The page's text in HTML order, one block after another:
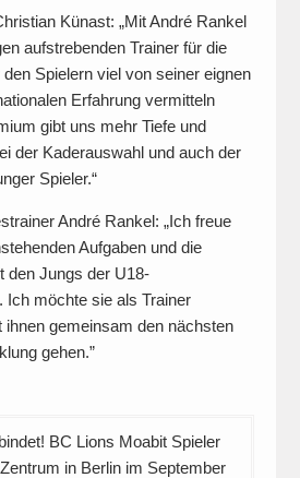
Künast: „Mit André Rankel
aufstrebenden Trainer für die
Spielern viel von seiner eignen
Erfahrung vermitteln
gibt uns mehr Tiefe und
der Kaderauswahl und auch der
Spieler.“
André Rankel: „Ich freue
Aufgaben und die
den Jungs der U18-
Ich möchte sie als Trainer
ihnen gemeinsam den nächsten
gehen.”
BC Lions Moabit Spieler
in Berlin im September